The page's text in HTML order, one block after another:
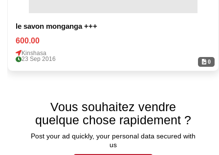
0
le savon monganga +++
600.00
Kinshasa
23 Sep 2016
Vous souhaitez vendre
quelque chose rapidement ?
Post your ad quickly, your personal data secured with
us